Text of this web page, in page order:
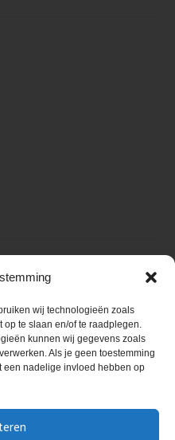
wij technologieën zoals
te slaan en/of te raadplegen.
kunnen wij gegevens zoals
Als je geen toestemming
een nadelige invloed hebben op
De